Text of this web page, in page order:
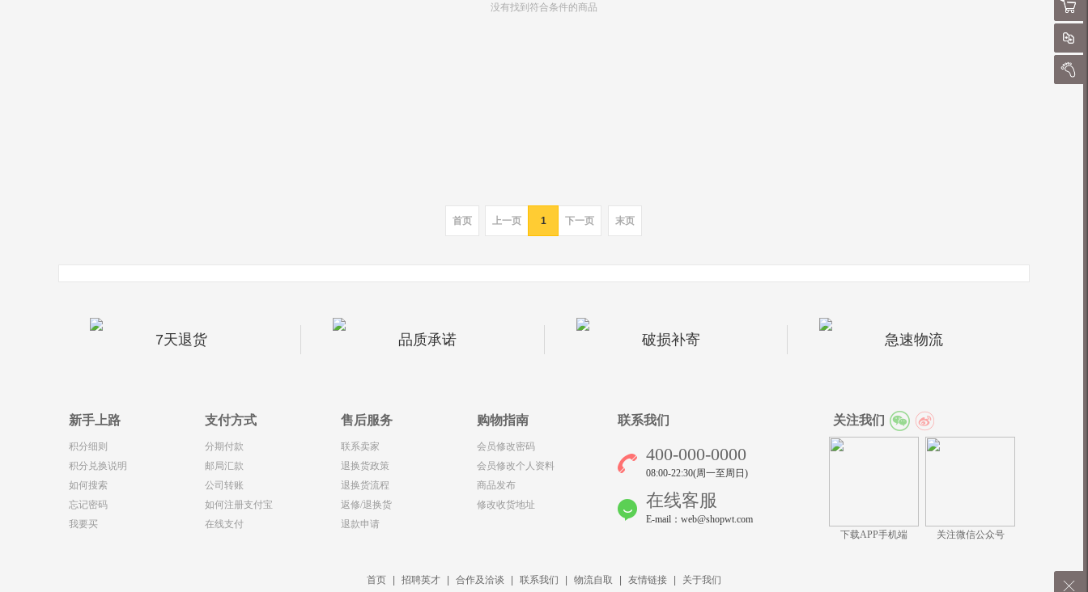
购物
对
我的
没有找到符合条件的商品
首页 上一页 1 下一页 末页
7天退货 品质承诺 破损补寄 急速物流
新手上路
积分细则
积分兑换说明
如何搜索
忘记密码
我要买
支付方式
分期付款
邮局汇款
公司转账
如何注册支付宝
在线支付
售后服务
联系卖家
退换货政策
退换货流程
返修/退换货
退款申请
购物指南
会员修改密码
会员修改个人资料
商品发布
修改收货地址
联系我们
400-000-0000
08:00-22:30(周一至周日)
在线客服
E-mail：web@shopwt.com
关注我们
下载APP手机端 关注微信公众号
首页 招聘英才 合作及洽谈 联系我们 物流自取 友情链接 关于我们